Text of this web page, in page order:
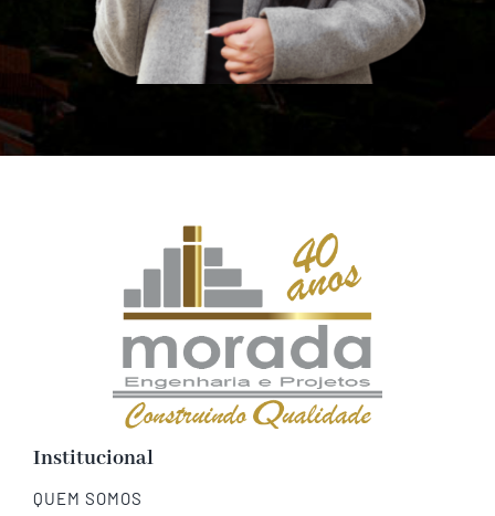
Institucional
QUEM SOMOS